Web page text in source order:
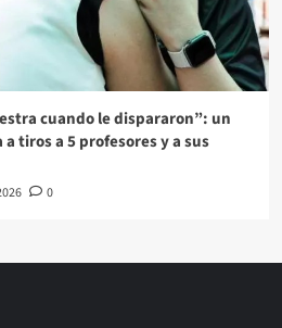
cuando le dispararon”: un
tiros a 5 profesores y a sus
0